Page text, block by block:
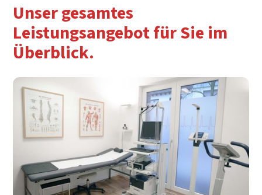
Unser gesamtes
Leistungsangebot für Sie im
Überblick.